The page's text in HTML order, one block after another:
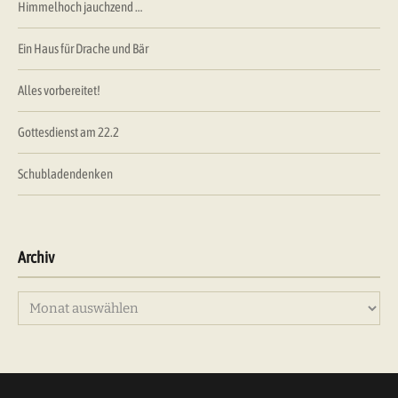
Himmelhoch jauchzend …
Ein Haus für Drache und Bär
Alles vorbereitet!
Gottesdienst am 22.2
Schubladendenken
Archiv
Archiv